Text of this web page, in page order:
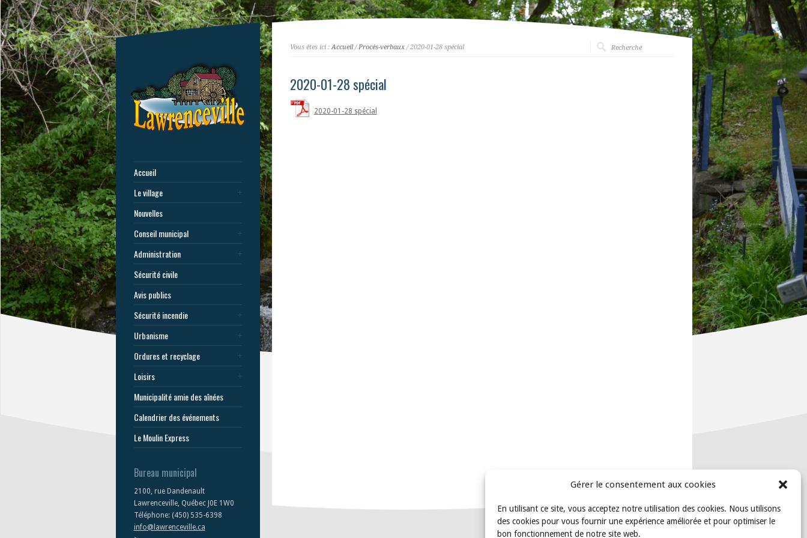
Gérer le consentement aux cookies
En utilisant ce site, vous acceptez notre utilisation des cookies. Nous utilisons
des cookies pour vous fournir une expérience améliorée et pour optimiser le
bon fonctionnement de notre site web.
Accueil
Le village
Nouvelles
Conseil municipal
Administration
Sécurité civile
Avis publics
Sécurité incendie
Urbanisme
Ordures et recyclage
Loisirs
Municipalité amie des aînées
Calendrier des événements
Le Moulin Express
Bureau municipal
2100, rue Dandenault
Lawrenceville, Québec J0E 1W0
Téléphone: (450) 535-6398
info@lawrenceville.ca
Vous êtes ici :Accueil/Procès-verbaux/ 2020-01-28 spécial
2020-01-28 spécial
2020-01-28 spécial